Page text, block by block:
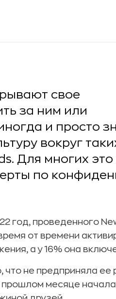
свое
за ним или
и просто
вокруг
Для многих это
по
год, проведенного
от времени
а у 16% она
не предприняла ее
прошлом месяце